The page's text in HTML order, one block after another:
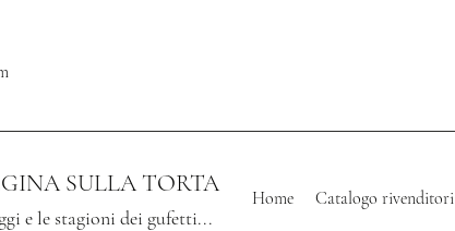
SULLA TORTA
e le stagioni dei gufetti...
Home Catalogo rivenditori